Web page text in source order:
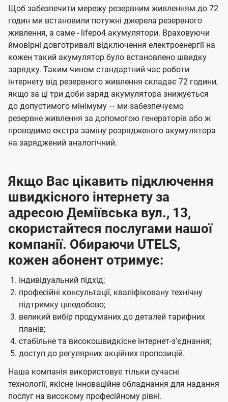
Щоб забезпечити мережу резервним живленням до 72
годин ми встановили потужні джерела резервного
живлення, а саме - lifepo4 акумулятори. Враховуючи
ймовірні довготривалі відключення електроенергії на
кожен такий акумулятор було встановлено швидку
зарядку. Таким чином стандартний час роботи
інтернету від резервного живлення складає 72 години,
якщо за ці три доби заряд акумулятора знижується
до допустимого мінімуму — ми забезпечуємо
резервне живлення за допомогою генераторів або ж
проводимо екстра заміну розрядженого акумулятора
на заряджений аналогічний.
Якщо Вас цікавить підключення
швидкісного інтернету за
адресою Деміївська вул., 13,
скористайтеся послугами нашої
компанії. Обираючи UTELS,
кожен абонент отримує:
індивідуальний підхід;
професійні консультації, кваліфіковану технічну
підтримку цілодобово;
великий вибір продуманих до деталей тарифних
планів;
стабільне та високошвидкісне інтернет-зʼєднання;
доступ до регулярних акційних пропозицій.
Наша компанія використовує тільки сучасні
технології, якісне інноваційне обладнання для надання
послуг на високому професійному рівні.